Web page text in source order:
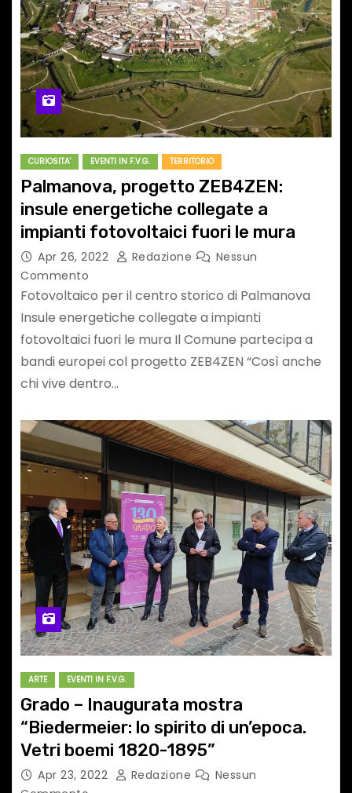
CURIOSITA' EVENTI IN F.V.G. TERRITORIO
Palmanova, progetto ZEB4ZEN:
insule energetiche collegate a
impianti fotovoltaici fuori le mura
Apr 26, 2022 Redazione
Nessun
Commento
Fotovoltaico per il centro storico di Palmanova
Insule energetiche collegate a impianti
fotovoltaici fuori le mura Il Comune partecipa a
bandi europei col progetto ZEB4ZEN “Così anche
chi vive dentro…
ARTE EVENTI IN F.V.G.
Grado – Inaugurata mostra
“Biedermeier: lo spirito di un’epoca.
Vetri boemi 1820-1895”
Apr 23, 2022 Redazione
Nessun